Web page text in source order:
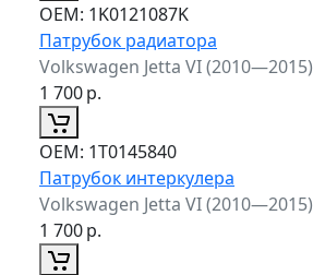
ОЕМ: 1K0121087K
Патрубок радиатора
Volkswagen Jetta VI (2010—2015)
1 700р.
ОЕМ: 1T0145840
Патрубок интеркулера
Volkswagen Jetta VI (2010—2015)
1 700р.